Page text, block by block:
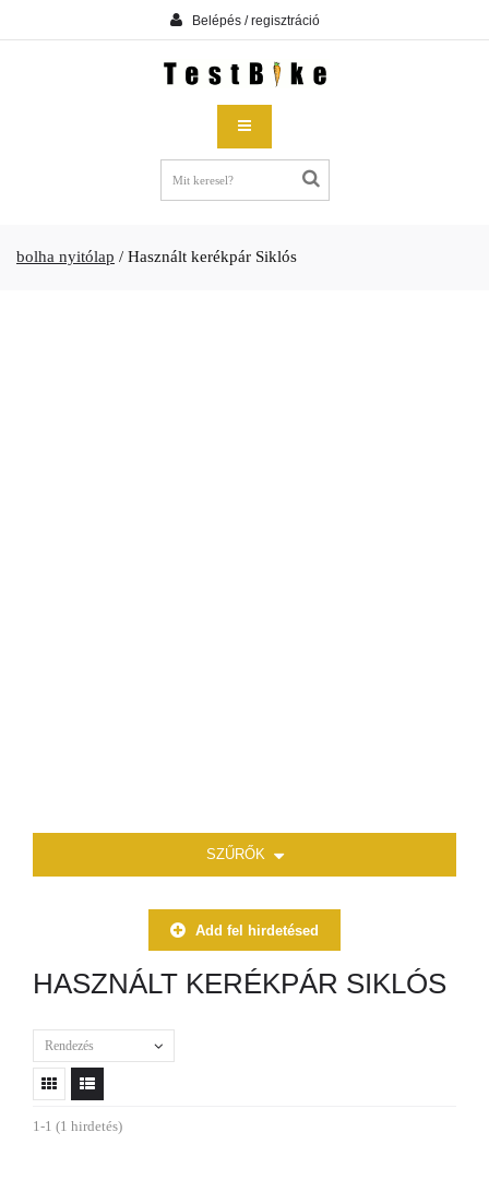
Belépés / regisztráció
bolha nyitólap / Használt kerékpár Siklós
SZŰRŐK
Add fel hirdetésed
HASZNÁLT KERÉKPÁR SIKLÓS
Rendezés
1-1 (1 hirdetés)